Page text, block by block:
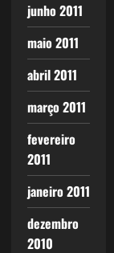
junho 2011
maio 2011
abril 2011
março 2011
fevereiro
2011
janeiro 2011
dezembro
2010